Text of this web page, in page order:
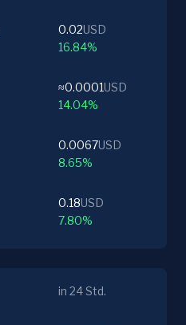
0.02USD
16.84%
≈0.0001USD
14.04%
0.0067USD
8.65%
0.18USD
7.80%
in 24 Std.